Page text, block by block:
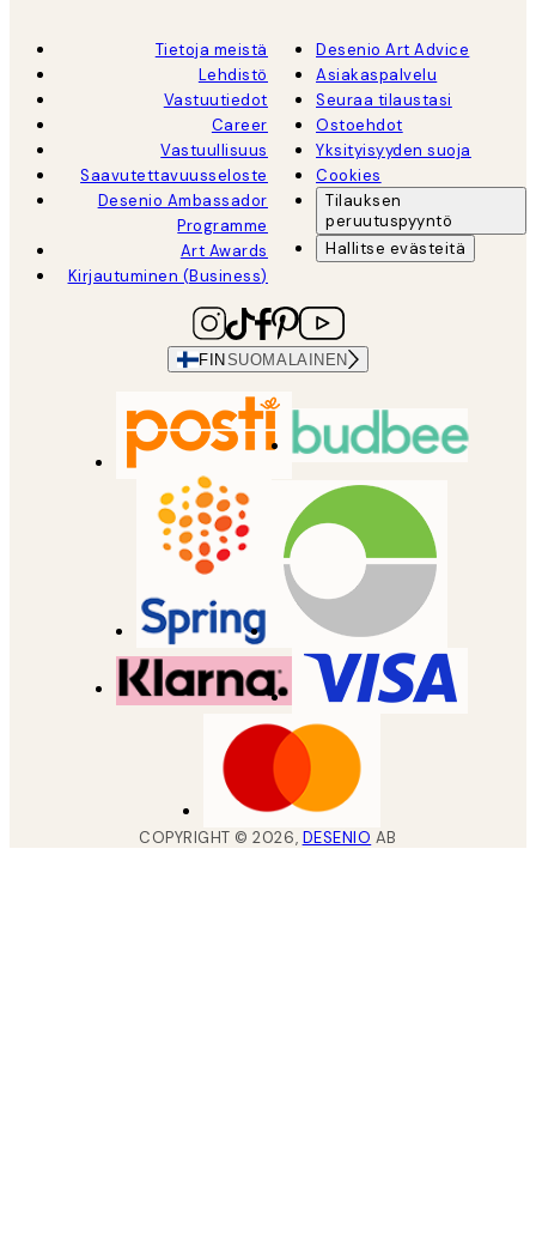
Tietoja meistä
Lehdistö
Vastuutiedot
Career
Vastuullisuus
Saavutettavuusseloste
Desenio Ambassador
Programme
Art Awards
Kirjautuminen (Business)
Desenio Art Advice
Asiakaspalvelu
Seuraa tilaustasi
Ostoehdot
Yksityisyyden suoja
Cookies
Tilauksen
peruutuspyyntö
Hallitse evästeitä
FIN SUOMALAINEN
COPYRIGHT ©2026, DESENIO AB